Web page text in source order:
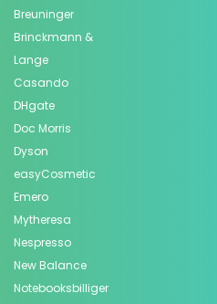
Breuninger
Brinckmann &
Lange
Casando
DHgate
Doc Morris
Dyson
easyCosmetic
Emero
Mytheresa
Nespresso
New Balance
Notebooksbilliger